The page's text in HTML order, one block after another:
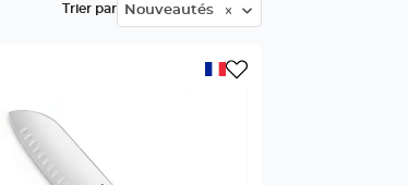
Trier par Nouveautés